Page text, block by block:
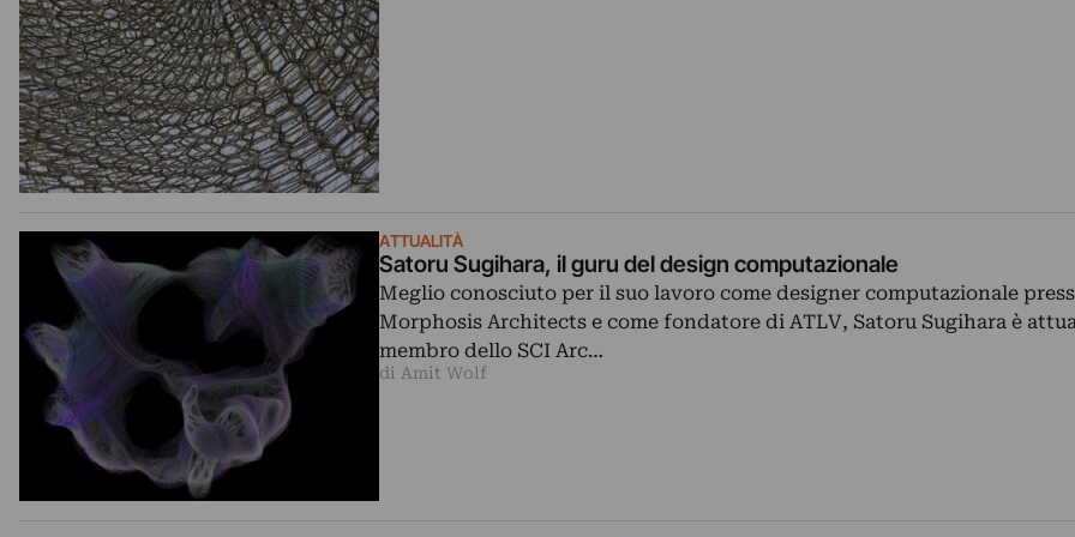
ATTUALITÀ
Satoru Sugihara, il guru del design computazionale
Meglio conosciuto per il suo lavoro come designer computazionale
Morphosis Architects e come fondatore di ATLV, Satoru Sugihara è
membro dello SCI Arc…
di Amit Wolf